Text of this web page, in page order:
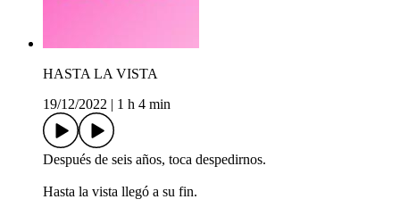
HASTA LA VISTA
19/12/2022
1 h 4 min
Después de seis años, toca despedirnos.
Hasta la vista llegó a su fin.